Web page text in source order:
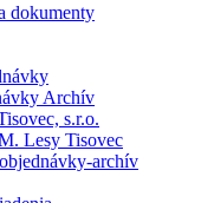
dokumenty
Archív
s.r.o.
Lesy Tisovec
archív